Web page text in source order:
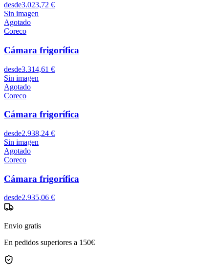
desde3.023,72 €
Sin imagen
Agotado
Coreco
Cámara frigorífica
desde3.314,61 €
Sin imagen
Agotado
Coreco
Cámara frigorífica
desde2.938,24 €
Sin imagen
Agotado
Coreco
Cámara frigorífica
desde2.935,06 €
Envio gratis
En pedidos superiores a 150€